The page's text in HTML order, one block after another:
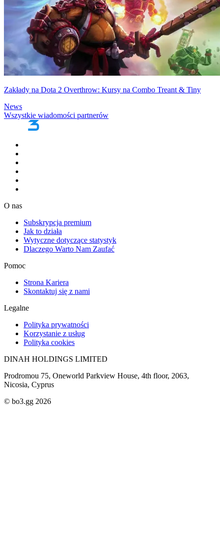
Zakłady na Dota 2 Overthrow: Kursy na Combo Treant & Tiny
News
Wszystkie wiadomości partnerów
O nas
Subskrypcja premium
Jak to działa
Wytyczne dotyczące statystyk
Dlaczego Warto Nam Zaufać
Pomoc
Strona Kariera
Skontaktuj się z nami
Legalne
Polityka prywatności
Korzystanie z usług
Polityka cookies
DINAH HOLDINGS LIMITED
Prodromou 75, Oneworld Parkview House, 4th floor, 2063,
Nicosia, Cyprus
© bo3.gg 2026